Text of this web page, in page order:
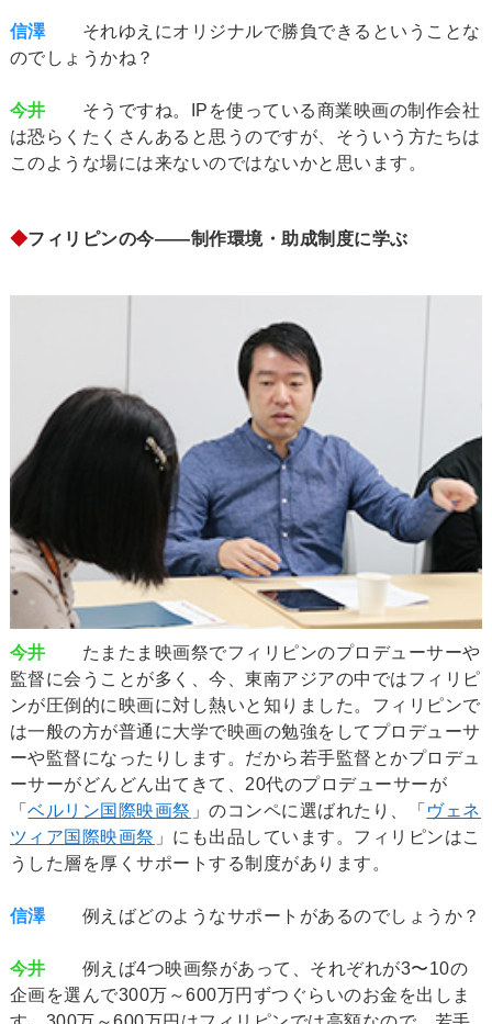
信澤それゆえにオリジナルで勝負できるということな
のでしょうかね？
今井 そうですね。IPを使っている商業映画の制作会社
は恐らくたくさんあると思うのですが、そういう方たちは
このような場には来ないのではないかと思います。
◆フィリピンの今――制作環境・助成制度に学ぶ
今井 たまたま映画祭でフィリピンのプロデューサーや
監督に会うことが多く、今、東南アジアの中ではフィリピ
ンが圧倒的に映画に対し熱いと知りました。フィリピンで
は一般の方が普通に大学で映画の勉強をしてプロデューサ
ーや監督になったりします。だから若手監督とかプロデュ
ーサーがどんどん出てきて、20代のプロデューサーが
「ベルリン国際映画祭 」のコンペに選ばれたり、「 ヴェネ
ツィア国際映画祭 」にも出品しています。フィリピンはこ
うした層を厚くサポートする制度があります。
信澤例えばどのようなサポートがあるのでしょうか？
今井 例えば4つ映画祭があって、それぞれが3〜10の
企画を選んで300万～600万円ずつぐらいのお金を出しま